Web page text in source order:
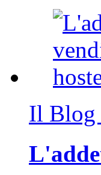
Il Blog